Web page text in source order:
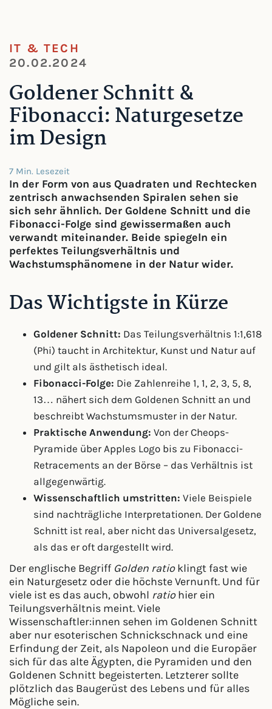
IT & TECH
20.02.2024
Goldener Schnitt &
Fibonacci: Naturgesetze
im Design
7 Min. Lesezeit
In der Form von aus Quadraten und Rechtecken
zentrisch anwachsenden Spiralen sehen sie
sich sehr ähnlich. Der Goldene Schnitt und die
Fibonacci-Folge sind gewissermaßen auch
verwandt miteinander. Beide spiegeln ein
perfektes Teilungsverhältnis und
Wachstumsphänomene in der Natur wider.
Das Wichtigste in Kürze
Goldener Schnitt: Das Teilungsverhältnis 1:1,618
(Phi) taucht in Architektur, Kunst und Natur auf
und gilt als ästhetisch ideal.
Fibonacci-Folge: Die Zahlenreihe 1, 1, 2, 3, 5, 8,
13… nähert sich dem Goldenen Schnitt an und
beschreibt Wachstumsmuster in der Natur.
Praktische Anwendung: Von der Cheops-
Pyramide über Apples Logo bis zu Fibonacci-
Retracements an der Börse – das Verhältnis ist
allgegenwärtig.
Wissenschaftlich umstritten: Viele Beispiele
sind nachträgliche Interpretationen. Der Goldene
Schnitt ist real, aber nicht das Universalgesetz,
als das er oft dargestellt wird.
Der englische Begriff Golden ratioklingt fast wie
ein Naturgesetz oder die höchste Vernunft. Und für
viele ist es das auch, obwohl ratiohier ein
Teilungsverhältnis meint. Viele
Wissenschaftler:innen sehen im Goldenen Schnitt
aber nur esoterischen Schnickschnack und eine
Erfindung der Zeit, als Napoleon und die Europäer
sich für das alte Ägypten, die Pyramiden und den
Goldenen Schnitt begeisterten. Letzterer sollte
plötzlich das Baugerüst des Lebens und für alles
Mögliche sein.